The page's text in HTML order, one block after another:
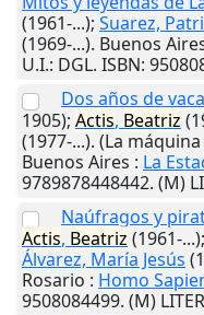
(1961-...); Suarez,
(1969-...). Buenos
U.I.: DGL. ISBN:
Dos años de
1905); Actis, Beatriz
(1977-...). (La
Buenos Aires : La
9789878448442. (M)
Naúfragos y
Actis, Beatriz (1961-...);
Álvarez, María Jesús
Rosario : Homo
9508084499. (M)